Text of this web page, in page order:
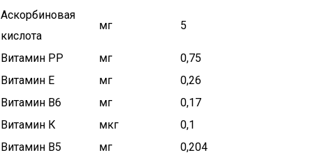
Аскорбиновая
кислота
мг 5
Витамин РР мг
0,75
Витамин Е
мг
0,26
Витамин В6
мг
0,17
Витамин К
мкг
0,1
Витамин В5
мг
0,204